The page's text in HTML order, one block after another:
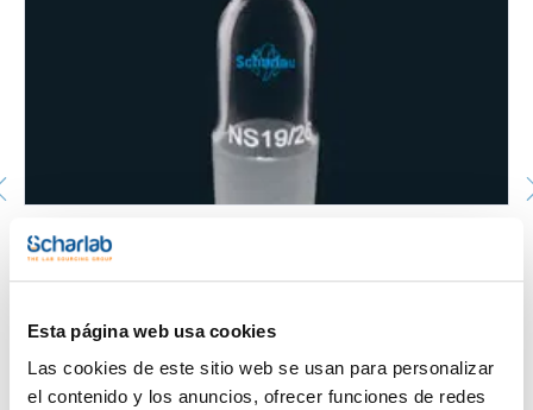
Esta página web usa cookies
Las cookies de este sitio web se usan para personalizar
el contenido y los anuncios, ofrecer funciones de redes
Macho con cabeza roscada GL, con tapón y junta, para
termómetro ó tubo. SCHARLAU. Macho: 14/23. Ø (mm):
GL 14 de 5,5 a 7mm
Envase: x u.
Mi precio: Comprar